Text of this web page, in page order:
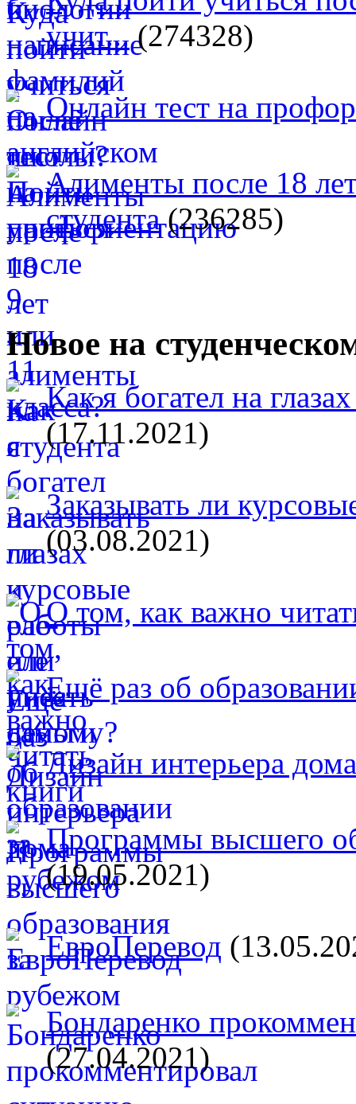
учит...(274328)
Онлайн тест на
Алименты после 18
студента(236285)
Новое на
Как я богател на
(17.11.2021)
Заказывать ли
(03.08.2021)
О том, как важно
Ещё раз об
Дизайн интерьера дома
Программы высшего
(19.05.2021)
ЕвроПеревод
Бондаренко
(27.04.2021)